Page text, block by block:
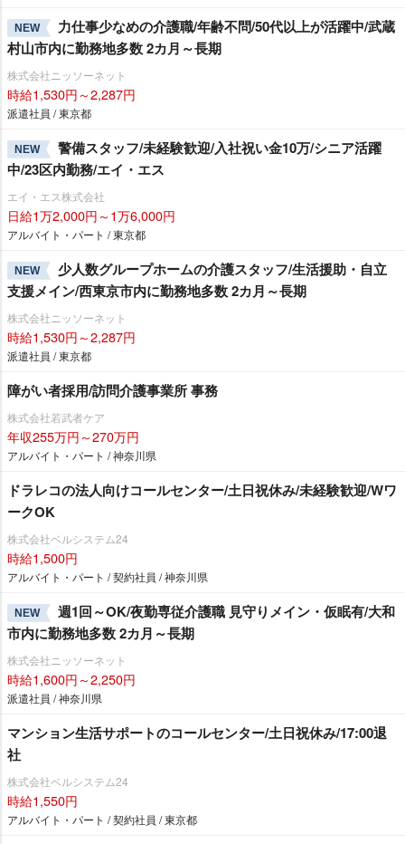
NEW
力仕事少なめの介護職/年齢不問/50代以上が活躍中/武蔵
村山市内に勤務地多数 2カ月～長期
株式会社ニッソーネット
時給1,530円～2,287円
派遣社員 / 東京都
NEW
警備スタッフ/未経験歓迎/入社祝い金10万/シニア活躍
中/23区内勤務/エイ・エス
エイ・エス株式会社
日給1万2,000円～1万6,000円
アルバイト・パート / 東京都
NEW
少人数グループホームの介護スタッフ/生活援助・自立
支援メイン/西東京市内に勤務地多数 2カ月～長期
株式会社ニッソーネット
時給1,530円～2,287円
派遣社員 / 東京都
障がい者採用/訪問介護事業所 事務
株式会社若武者ケア
年収255万円～270万円
アルバイト・パート / 神奈川県
ドラレコの法人向けコールセンター/土日祝休み/未経験歓迎/Wワ
ークOK
株式会社ベルシステム24
時給1,500円
アルバイト・パート / 契約社員 / 神奈川県
NEW
週1回～OK/夜勤専従介護職 見守りメイン・仮眠有/大和
市内に勤務地多数 2カ月～長期
株式会社ニッソーネット
時給1,600円～2,250円
派遣社員 / 神奈川県
マンション生活サポートのコールセンター/土日祝休み/17:00退
社
株式会社ベルシステム24
時給1,550円
アルバイト・パート / 契約社員 / 東京都